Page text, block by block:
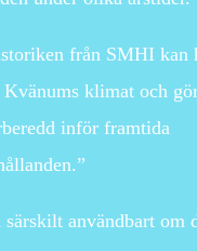
från SMHI kan
klimat och
inför framtida
särskilt användbart om